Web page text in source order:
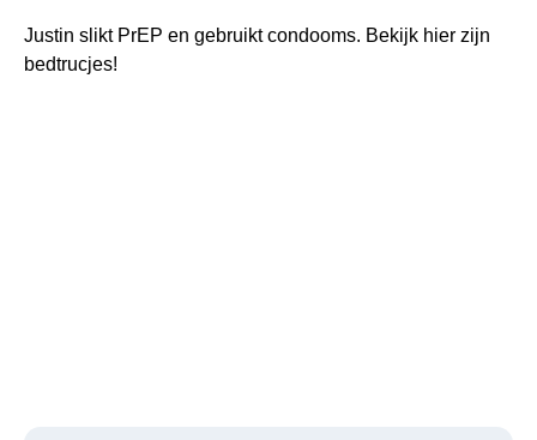
IS PREP SLIKKEN LASTIG?
Justin slikt PrEP en gebruikt condooms. Bekijk hier zijn
bedtrucjes!